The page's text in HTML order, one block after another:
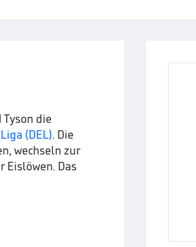
die
(DEL). Die
wechseln zur
Eislöwen. Das